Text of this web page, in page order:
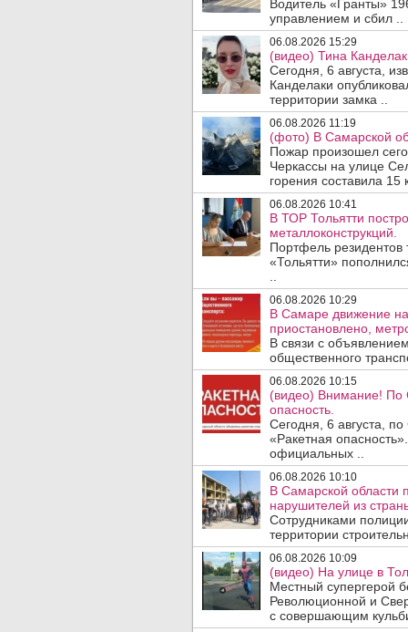
Водитель «Гранты»
управлением и сбил ..
06.08.2026 15:29
(видео) Тина
Сегодня, 6 августа,
Канделаки
территории замка ..
06.08.2026 11:19
(фото) В Самарской
Пожар произошел
Черкассы на улице
горения составила 15
06.08.2026 10:41
В ТОР Тольятти
металлоконструкций.
Портфель
«Тольятти»
06.08.2026 10:29
В Самаре движение
приостановлено,
В связи с
общественного
06.08.2026 10:15
(видео) Внимание! По
опасность.
Сегодня, 6 августа,
«Ракетная
официальных ..
06.08.2026 10:10
В Самарской области
нарушителей из
Сотрудниками
территории
06.08.2026 10:09
(видео) На улице в
Местный супергерой
Революционной и
с совершающим